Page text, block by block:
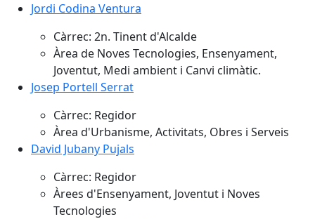
Jordi Codina Ventura
Càrrec: 2n. Tinent d'Alcalde
Àrea de Noves Tecnologies, Ensenyament,
Joventut, Medi ambient i Canvi climàtic.
Josep Portell Serrat
Càrrec: Regidor
Àrea d'Urbanisme, Activitats, Obres i Serveis
David Jubany Pujals
Càrrec: Regidor
Àrees d'Ensenyament, Joventut i Noves
Tecnologies